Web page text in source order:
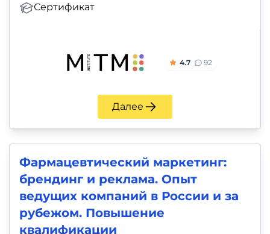
Сертификат
4.7 92
Далее
Фармацевтический маркетинг:
брендинг и реклама. Опыт
ведущих компаний в России и за
рубежом. Повышение
квалификации